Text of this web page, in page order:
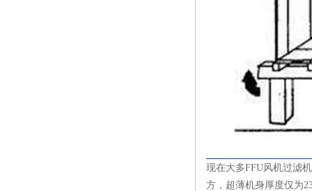
现在大多FFU风机过滤
方，超薄机身厚度仅为